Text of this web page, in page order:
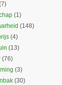
(1)
(148)
(4)
(13)
(76)
(3)
(30)